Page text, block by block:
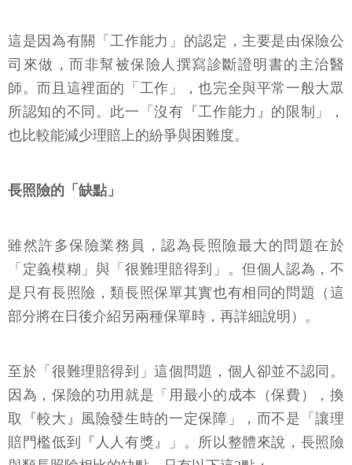
這是因為有關「工作能力」的認定，主要是由保險公
司來做，而非幫被保險人撰寫診斷證明書的主治醫
師。而且這裡面的「工作」，也完全與平常一般大眾
所認知的不同。此一「沒有『工作能力』的限制」，
也比較能減少理賠上的紛爭與困難度。
長照險的「缺點」
雖然許多保險業務員，認為長照險最大的問題在於
「定義模糊」與「很難理賠得到」。但個人認為，不
是只有長照險，類長照保單其實也有相同的問題（這
部分將在日後介紹另兩種保單時，再詳細說明）。
至於「很難理賠得到」這個問題，個人卻並不認同。
因為，保險的功用就是「用最小的成本（保費），換
取『較大』風險發生時的一定保障」，而不是「讓理
賠門檻低到『人人有獎』」。所以整體來說，長照險